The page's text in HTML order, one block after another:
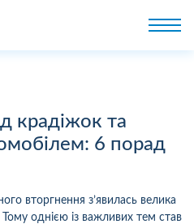
крадіжок та
6 порад
вторгнення з’явилась велика
Тому однією із важливих тем став